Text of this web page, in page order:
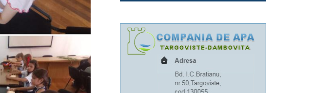
care
nu este
de
o pauză la